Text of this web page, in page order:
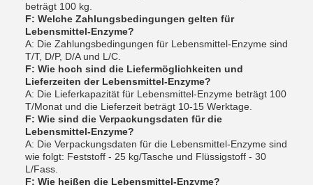
beträgt 100 kg.
F: Welche Zahlungsbedingungen gelten für
Lebensmittel-Enzyme?
A: Die Zahlungsbedingungen für Lebensmittel-Enzyme sind
T/T, D/P, D/A und L/C.
F: Wie hoch sind die Liefermöglichkeiten und
Lieferzeiten der Lebensmittel-Enzyme?
A: Die Lieferkapazität für Lebensmittel-Enzyme beträgt 100
T/Monat und die Lieferzeit beträgt 10-15 Werktage.
F: Wie sind die Verpackungsdaten für die
Lebensmittel-Enzyme?
A: Die Verpackungsdaten für die Lebensmittel-Enzyme sind
wie folgt: Feststoff - 25 kg/Tasche und Flüssigstoff - 30
L/Fass.
F: Wie heißen die Lebensmittel-Enzyme?